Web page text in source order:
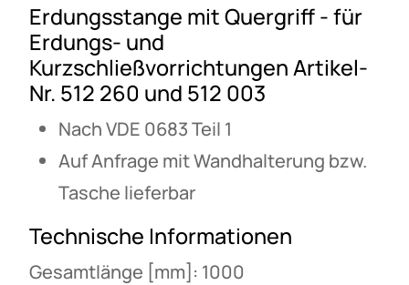
Erdungsstange mit Quergriff - für
Erdungs- und
Kurzschließvorrichtungen Artikel-
Nr. 512 260 und 512 003
Nach VDE 0683 Teil 1
Auf Anfrage mit Wandhalterung bzw.
Tasche lieferbar
Technische Informationen
Gesamtlänge [mm]: 1000